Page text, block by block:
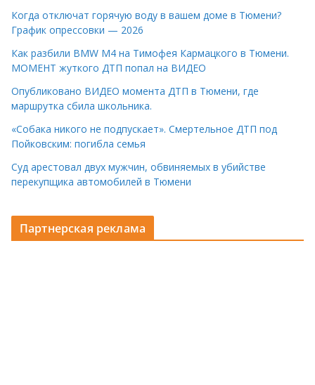
Когда отключат горячую воду в вашем доме в Тюмени?
График опрессовки — 2026
Как разбили BMW M4 на Тимофея Кармацкого в Тюмени.
МОМЕНТ жуткого ДТП попал на ВИДЕО
Опубликовано ВИДЕО момента ДТП в Тюмени, где
маршрутка сбила школьника.
«Собака никого не подпускает». Смертельное ДТП под
Пойковским: погибла семья
Суд арестовал двух мужчин, обвиняемых в убийстве
перекупщика автомобилей в Тюмени
Партнерская реклама